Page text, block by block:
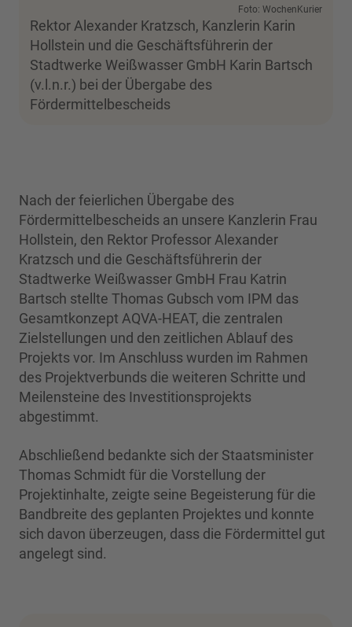
Foto: WochenKurier
Rektor Alexander Kratzsch, Kanzlerin Karin
Hollstein und die Geschäftsführerin der
Stadtwerke Weißwasser GmbH Karin Bartsch
(v.l.n.r.) bei der Übergabe des
Fördermittelbescheids
Nach der feierlichen Übergabe des
Fördermittelbescheids an unsere Kanzlerin Frau
Hollstein, den Rektor Professor Alexander
Kratzsch und die Geschäftsführerin der
Stadtwerke Weißwasser GmbH Frau Katrin
Bartsch stellte Thomas Gubsch vom IPM das
Gesamtkonzept AQVA-HEAT, die zentralen
Zielstellungen und den zeitlichen Ablauf des
Projekts vor. Im Anschluss wurden im Rahmen
des Projektverbunds die weiteren Schritte und
Meilensteine des Investitionsprojekts
abgestimmt.
Abschließend bedankte sich der Staatsminister
Thomas Schmidt für die Vorstellung der
Projektinhalte, zeigte seine Begeisterung für die
Bandbreite des geplanten Projektes und konnte
sich davon überzeugen, dass die Fördermittel gut
angelegt sind.